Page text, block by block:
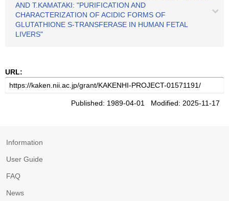
AND T.KAMATAKI: "PURIFICATION AND
CHARACTERIZATION OF ACIDIC FORMS OF
GLUTATHIONE S-TRANSFERASE IN HUMAN FETAL
LIVERS"
URL:
Published: 1989-04-01 Modified: 2025-11-17
Information
User Guide
FAQ
News